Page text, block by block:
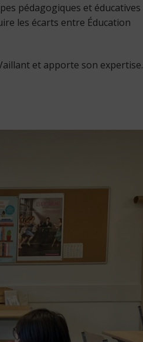
pédagogiques et éducatives
les écarts entre Éducation
et apporte son expertise.